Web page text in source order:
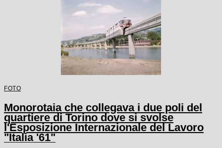
FOTO
Monorotaia che collegava i due poli del
quartiere di Torino dove si svolse
l'Esposizione Internazionale del Lavoro
"Italia '61"